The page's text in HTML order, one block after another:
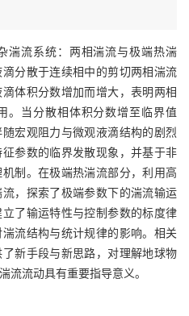
流系统：两相湍流与极端热湍
分散于连续相中的剪切两相湍流
体积分数增加而增大，表明两相
。当分散相体积分数增至临界值
宏观阻力与微观液滴结构的剧烈
参数的临界发散现象，并基于非
制。在极端热湍流部分，利用高
，探索了极端参数下的湍流输运
了输运特性与控制参数的标度律
流结构与统计规律的影响。相关
新手段与新思路，对理解地球物
流流动具有重要指导意义。